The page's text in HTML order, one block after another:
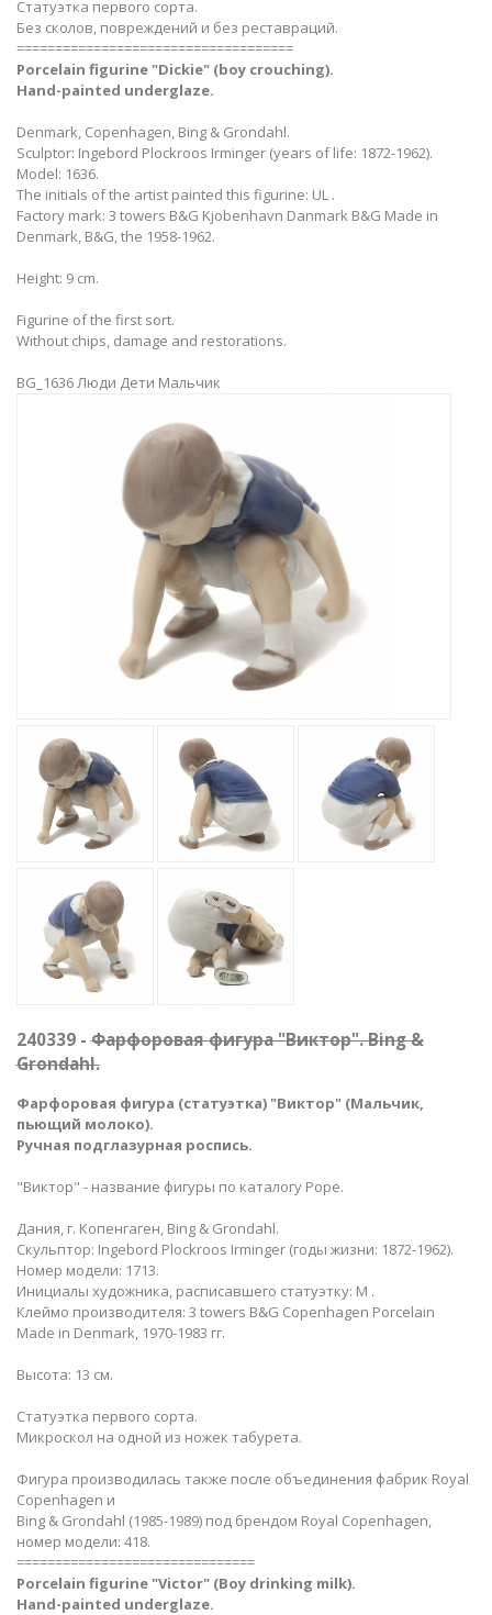
Статуэтка первого сорта.
Без сколов, повреждений и без реставраций.
====================================
Porcelain figurine "Dickie" (boy crouching).
Hand-painted underglaze.
Denmark, Copenhagen, Bing & Grondahl.
Sculptor: Ingebord Plockroos Irminger (years of life: 1872-1962).
Model: 1636.
The initials of the artist painted this figurine: UL .
Factory mark: 3 towers B&G Kjobenhavn Danmark B&G Made in
Denmark, B&G, the 1958-1962.
Height: 9 cm.
Figurine of the first sort.
Without chips, damage and restorations.
BG_1636 Люди Дети Мальчик
240339 -Фарфоровая фигура "Виктор". Bing &
Grondahl.
Фарфоровая фигура (статуэтка) "Виктор" (Мальчик,
пьющий молоко).
Ручная подглазурная роспись.
"Виктор" - название фигуры по каталогу Pope.
Дания, г. Копенгаген, Bing & Grondahl.
Скульптор: Ingebord Plockroos Irminger (годы жизни: 1872-1962).
Номер модели: 1713.
Инициалы художника, расписавшего статуэтку: М .
Клеймо производителя: 3 towers B&G Copenhagen Porcelain
Made in Denmark, 1970-1983 гг.
Высота: 13 см.
Статуэтка первого сорта.
Микроскол на одной из ножек табурета.
Фигура производилась также после объединения фабрик Royal
Copenhagen и
Bing & Grondahl (1985-1989) под брендом Royal Copenhagen,
номер модели: 418.
===============================
Porcelain figurine "Victor" (Boy drinking milk).
Hand-painted underglaze.